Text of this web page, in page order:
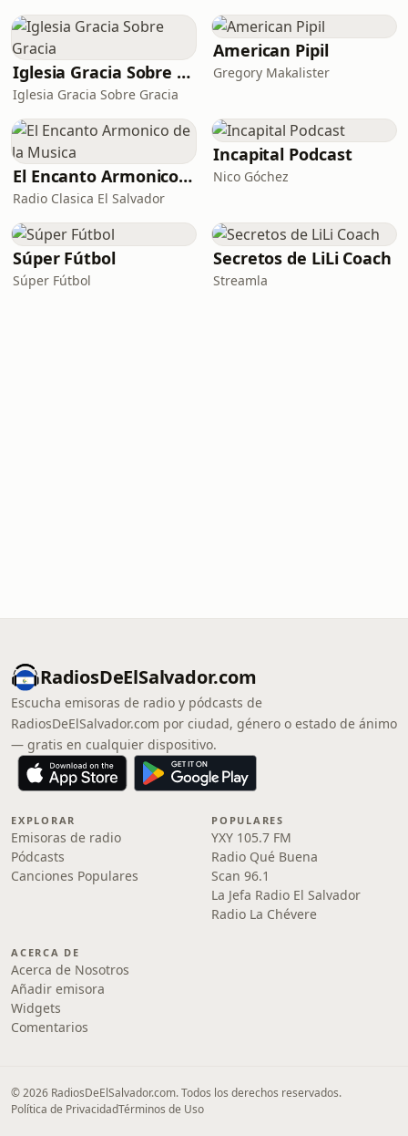
Iglesia Gracia Sobre Gracia
Iglesia Gracia Sobre Gracia
American Pipil
Gregory Makalister
El Encanto Armonico de la Musica
Radio Clasica El Salvador
Incapital Podcast
Nico Góchez
Súper Fútbol
Súper Fútbol
Secretos de LiLi Coach
Streamla
RadiosDeElSalvador.com
Escucha emisoras de radio y pódcasts de
RadiosDeElSalvador.com por ciudad, género o estado de ánimo
— gratis en cualquier dispositivo.
EXPLORAR
Emisoras de radio
Pódcasts
Canciones Populares
POPULARES
YXY 105.7 FM
Radio Qué Buena
Scan 96.1
La Jefa Radio El Salvador
Radio La Chévere
ACERCA DE
Acerca de Nosotros
Añadir emisora
Widgets
Comentarios
© 2026 RadiosDeElSalvador.com. Todos los derechos reservados.
Política de PrivacidadTérminos de Uso